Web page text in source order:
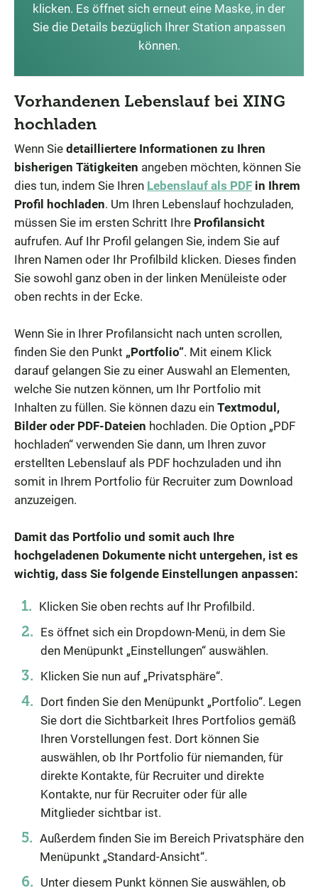
klicken. Es öffnet sich erneut eine Maske, in der
Sie die Details bezüglich Ihrer Station anpassen
können.
Vorhandenen Lebenslauf bei XING
hochladen
Wenn Sie detailliertere Informationen zu Ihren
bisherigen Tätigkeiten angeben möchten, können Sie
dies tun, indem Sie Ihren Lebenslauf als PDF in Ihrem
Profil hochladen. Um Ihren Lebenslauf hochzuladen,
müssen Sie im ersten Schritt Ihre Profilansicht
aufrufen. Auf Ihr Profil gelangen Sie, indem Sie auf
Ihren Namen oder Ihr Profilbild klicken. Dieses finden
Sie sowohl ganz oben in der linken Menüleiste oder
oben rechts in der Ecke.
Wenn Sie in Ihrer Profilansicht nach unten scrollen,
finden Sie den Punkt „Portfolio“. Mit einem Klick
darauf gelangen Sie zu einer Auswahl an Elementen,
welche Sie nutzen können, um Ihr Portfolio mit
Inhalten zu füllen. Sie können dazu ein Textmodul,
Bilder oder PDF-Dateien hochladen. Die Option „PDF
hochladen“ verwenden Sie dann, um Ihren zuvor
erstellten Lebenslauf als PDF hochzuladen und ihn
somit in Ihrem Portfolio für Recruiter zum Download
anzuzeigen.
Damit das Portfolio und somit auch Ihre
hochgeladenen Dokumente nicht untergehen, ist es
wichtig, dass Sie folgende Einstellungen anpassen:
Klicken Sie oben rechts auf Ihr Profilbild.
Es öffnet sich ein Dropdown-Menü, in dem Sie
den Menüpunkt „Einstellungen“ auswählen.
Klicken Sie nun auf „Privatsphäre“.
Dort finden Sie den Menüpunkt „Portfolio“. Legen
Sie dort die Sichtbarkeit Ihres Portfolios gemäß
Ihren Vorstellungen fest. Dort können Sie
auswählen, ob Ihr Portfolio für niemanden, für
direkte Kontakte, für Recruiter und direkte
Kontakte, nur für Recruiter oder für alle
Mitglieder sichtbar ist.
Außerdem finden Sie im Bereich Privatsphäre den
Menüpunkt „Standard-Ansicht“.
Unter diesem Punkt können Sie auswählen, ob